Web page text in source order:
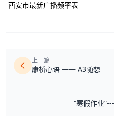
西安市最新广播频率表
上一篇
康桥心语 —— A3随想
“寒假作业